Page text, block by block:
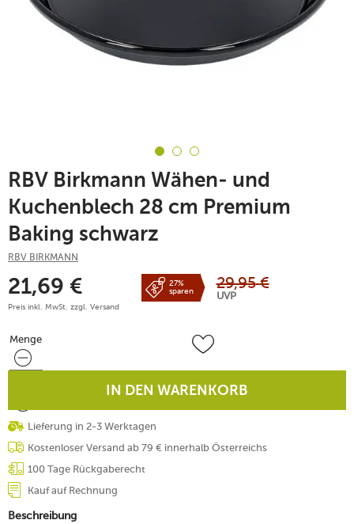
RBV Birkmann Wähen- und
Kuchenblech 28 cm Premium
Baking schwarz
RBV BIRKMANN
21,69 €
Preis inkl. MwSt. zzgl. Versand
27%
sparen
29,95 €
UVP
Menge
Menge
IN DEN WARENKORB
Lieferung in 2-3 Werktagen
Kostenloser Versand ab 79 € innerhalb Österreichs
100 Tage Rückgaberecht
Kauf auf Rechnung
Beschreibung